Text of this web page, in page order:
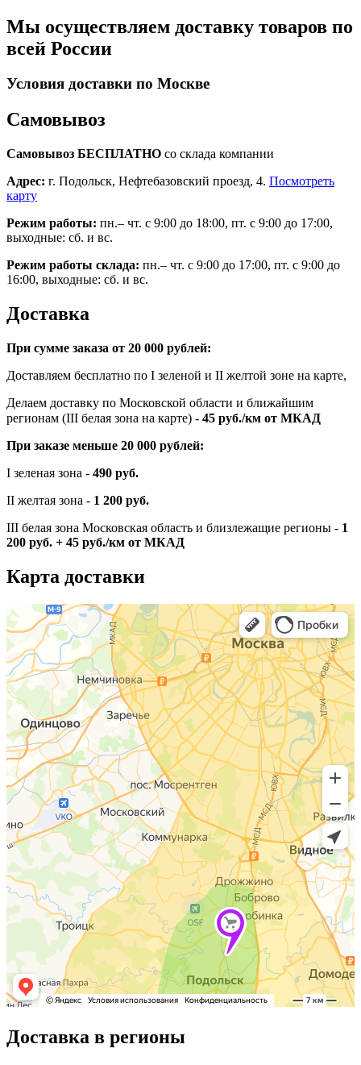
Мы осуществляем доставку товаров по
всей России
Условия доставки по Москве
Самовывоз
Самовывоз БЕСПЛАТНО со склада компании
Адрес: г. Подольск, Нефтебазовский проезд, 4. Посмотреть
карту
Режим работы: пн.– чт. с 9:00 до 18:00, пт. с 9:00 до 17:00,
выходные: сб. и вс.
Режим работы склада: пн.– чт. с 9:00 до 17:00, пт. с 9:00 до
16:00, выходные: сб. и вс.
Доставка
При сумме заказа от 20 000 рублей:
Доставляем бесплатно по I зеленой и II желтой зоне на карте,
Делаем доставку по Московской области и ближайшим
регионам (III белая зона на карте) - 45 руб./км от МКАД
При заказе меньше 20 000 рублей:
I зеленая зона - 490 руб.
II желтая зона - 1 200 руб.
III белая зона Московская область и близлежащие регионы - 1
200 руб. + 45 руб./км от МКАД
Карта доставки
Доставка в регионы